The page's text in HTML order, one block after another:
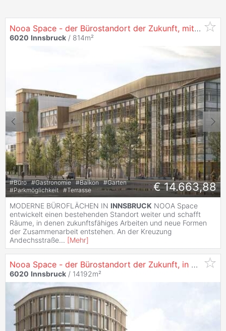
Nooa Space - der Bürostandort der Zukunft, mit 814 m² in
6020 Innsbruck / 814m²
#Büro #Gastronomie #Balkon #Garten
#Parkmöglichkeit #Terrasse € 14.663,88
MODERNE BÜROFLÄCHEN IN INNSBRUCK NOOA Space
entwickelt einen bestehenden Standort weiter und schafft
Räume, in denen zukunftsfähiges Arbeiten und neue Formen
der Zusammenarbeit entstehen. An der Kreuzung
Andechsstraße... [Mehr]
Nooa Space - der Bürostandort der Zukunft, in
6020
6020 Innsbruck / 14192m²